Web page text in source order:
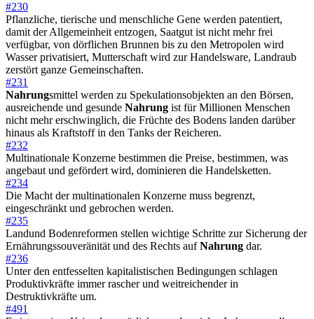
#230
Pflanzliche, tierische und menschliche Gene werden patentiert,
damit der Allgemeinheit entzogen, Saatgut ist nicht mehr frei
verfügbar, von dörflichen Brunnen bis zu den Metropolen wird
Wasser privatisiert, Mutterschaft wird zur Handelsware, Landraub
zerstört ganze Gemeinschaften.
#231
Nahrungsmittel werden zu Spekulationsobjekten an den Börsen,
ausreichende und gesunde Nahrung ist für Millionen Menschen
nicht mehr erschwinglich, die Früchte des Bodens landen darüber
hinaus als Kraftstoff in den Tanks der Reicheren.
#232
Multinationale Konzerne bestimmen die Preise, bestimmen, was
angebaut und gefördert wird, dominieren die Handelsketten.
#234
Die Macht der multinationalen Konzerne muss begrenzt,
eingeschränkt und gebrochen werden.
#235
Landund Bodenreformen stellen wichtige Schritte zur Sicherung der
Ernährungssouveränität und des Rechts aufNahrung dar.
#236
Unter den entfesselten kapitalistischen Bedingungen schlagen
Produktivkräfte immer rascher und weitreichender in
Destruktivkräfte um.
#491